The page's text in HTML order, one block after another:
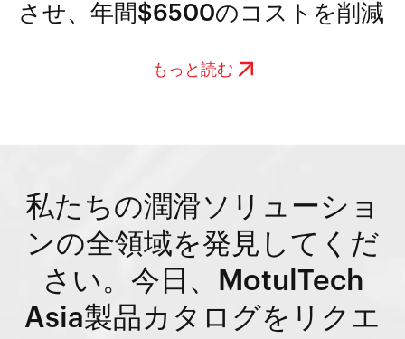
させ、年間$6500のコストを削減
もっと読む
私たちの潤滑ソリューショ
ンの全領域を発見してくだ
さい。今日、MotulTech
Asia製品カタログをリクエ